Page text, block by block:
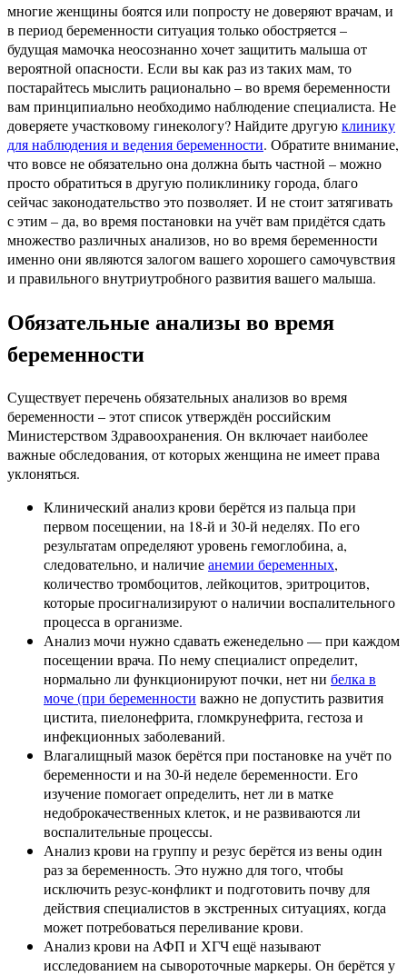
многие женщины боятся или попросту не доверяют врачам, и
в период беременности ситуация только обостряется –
будущая мамочка неосознанно хочет защитить малыша от
вероятной опасности. Если вы как раз из таких мам, то
постарайтесь мыслить рационально – во время беременности
вам принципиально необходимо наблюдение специалиста. Не
доверяете участковому гинекологу? Найдите другуюклинику
для наблюдения и ведения беременности. Обратите внимание,
что вовсе не обязательно она должна быть частной – можно
просто обратиться в другую поликлинику города, благо
сейчас законодательство это позволяет. И не стоит затягивать
с этим – да, во время постановки на учёт вам придётся сдать
множество различных анализов, но во время беременности
именно они являются залогом вашего хорошего самочувствия
и правильного внутриутробного развития вашего малыша.
Обязательные анализы во время
беременности
Существует перечень обязательных анализов во время
беременности – этот список утверждён российским
Министерством Здравоохранения. Он включает наиболее
важные обследования, от которых женщина не имеет права
уклоняться.
Клинический анализ крови берётся из пальца при
первом посещении, на 18-й и 30-й неделях. По его
результатам определяют уровень гемоглобина, а,
следовательно, и наличиеанемии беременных,
количество тромбоцитов, лейкоцитов, эритроцитов,
которые просигнализируют о наличии воспалительного
процесса в организме.
Анализ мочи нужно сдавать еженедельно — при каждом
посещении врача. По нему специалист определит,
нормально ли функционируют почки, нет ни белка в
моче (при беременности важно не допустить развития
цистита, пиелонефрита, гломкрунефрита, гестоза и
инфекционных заболеваний.
Влагалищный мазок берётся при постановке на учёт по
беременности и на 30-й неделе беременности. Его
изучение помогает определить, нет ли в матке
недоброкачественных клеток, и не развиваются ли
воспалительные процессы.
Анализ крови на группу и резус берётся из вены один
раз за беременность. Это нужно для того, чтобы
исключить резус-конфликт и подготовить почву для
действия специалистов в экстренных ситуациях, когда
может потребоваться переливание крови.
Анализ крови на АФП и ХГЧ ещё называют
исследованием на сывороточные маркеры. Он берётся у